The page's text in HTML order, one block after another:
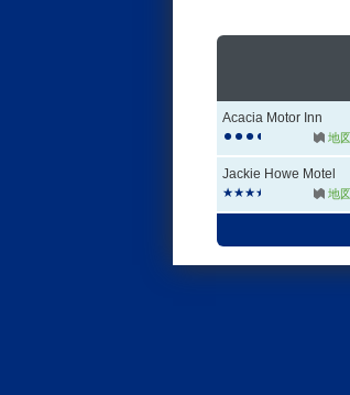
Acacia Motor Inn
地図
Jackie Howe Motel
地図